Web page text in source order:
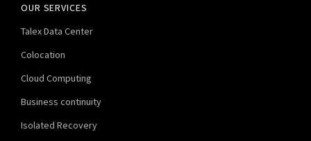
OUR SERVICES
Talex Data Center
Colocation
Cloud Computing
Business continuity
Isolated Recovery